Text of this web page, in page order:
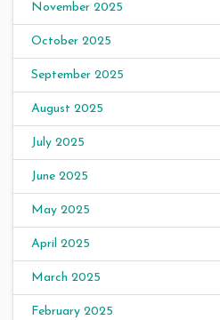
November 2025
October 2025
September 2025
August 2025
July 2025
June 2025
May 2025
April 2025
March 2025
February 2025